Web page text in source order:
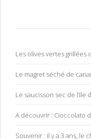
Les olives vertes grillées
Le magret séché de
Le saucisson sec de l’Ile
A découvrir : Cioccolato
Souvenir : il y a 3 ans, le